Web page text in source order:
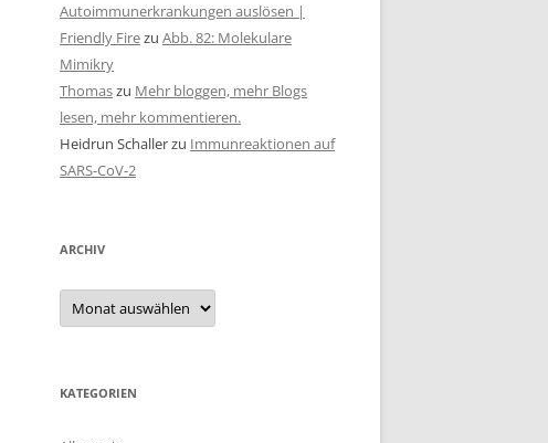
Autoimmunerkrankungen auslösen |
Friendly Firezu Abb. 82: Molekulare
Mimikry
Thomaszu Mehr bloggen, mehr Blogs
lesen, mehr kommentieren.
Heidrun Schallerzu Immunreaktionen auf
SARS-CoV-2
ARCHIV
Archiv
KATEGORIEN